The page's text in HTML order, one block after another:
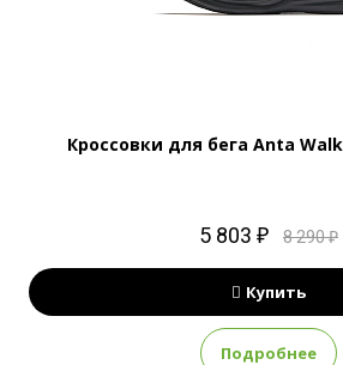
Кроссовки для бега Anta Walk
5 803 ₽ 8 290 ₽
Купить
Подробнее